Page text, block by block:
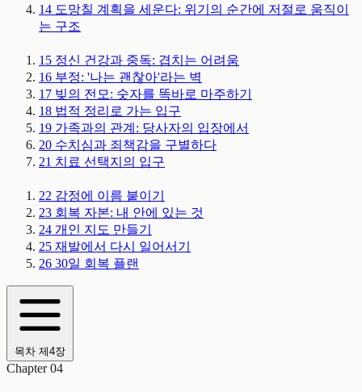
14 도망칠 계획을 세운다: 위기의 순간에 저절로 움직이
는 구조
15 정신 건강과 중독: 겹치는 어려움
16 부정: '나는 괜찮아'라는 벽
17 빚의 전모: 숫자를 똑바로 마주하기
18 법적 정리로 가는 입구
19 가족과의 관계: 당사자의 입장에서
20 수치심과 죄책감을 구별하다
21 치료 선택지의 입구
22 감정에 이름 붙이기
23 회복 자본: 내 안에 있는 것
24 개인 지도 만들기
25 재발에서 다시 일어서기
26 30일 회복 플랜
목차 제4장
Chapter 04